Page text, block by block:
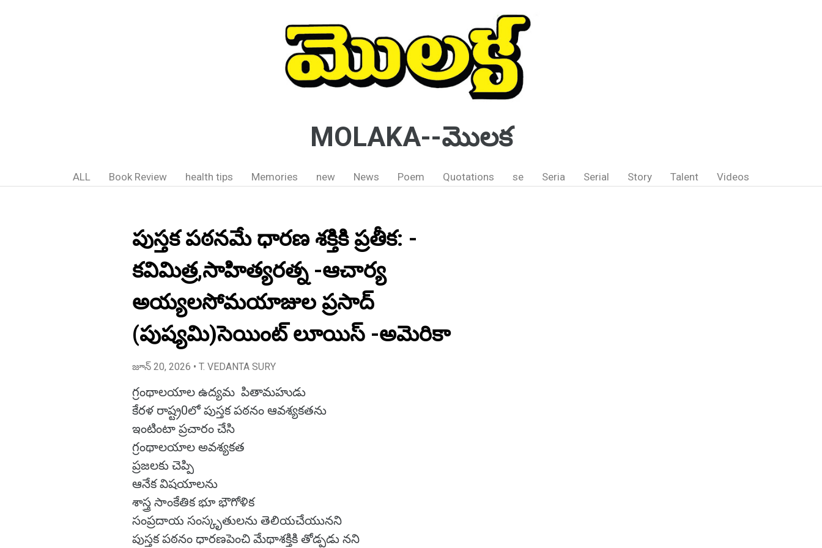
MOLAKA--మొలక
ALL Book Review health tips Memories new News Poem Quotations se Seria Serial Story Talent Videos
పుస్తక పఠనమే ధారణ శక్తికి ప్రతీక: -
కవిమిత్ర,సాహిత్యరత్న -ఆచార్య
అయ్యలసోమయాజుల ప్రసాద్
(పుష్యమి)సెయింట్ లూయిస్ -అమెరికా
జూన్ 20, 2026 • T. VEDANTA SURY
గ్రంథాలయాల ఉద్యమ పితామహుడు
కేరళ రాష్ట్ర0లో పుస్తక పఠనం ఆవశ్యకతను
ఇంటింటా ప్రచారం చేసి
గ్రంథాలయాల అవశ్యకత
ప్రజలకు చెప్పి
ఆనేక విషయాలను
శాస్త్ర సాంకేతిక భూ భౌగోళిక
సంప్రదాయ సంస్కృతులను తెలియచేయునని
పుస్తక పఠనం ధారణపెంచి మేథాశక్తికి తోడ్పడు నని